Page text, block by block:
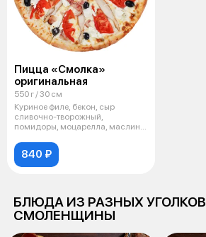
Пицца «Смолка»
оригинальная
550 г / 30 см
Куриное филе, бекон, сыр
сливочно-творожный,
помидоры, моцарелла, маслины,
840 ₽
БЛЮДА ИЗ РАЗНЫХ УГОЛКОВ
СМОЛЕНЩИНЫ